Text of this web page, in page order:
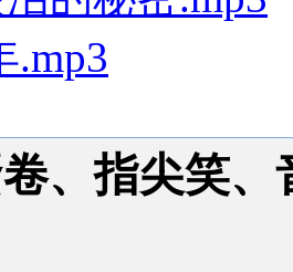
.mp3
、指尖笑